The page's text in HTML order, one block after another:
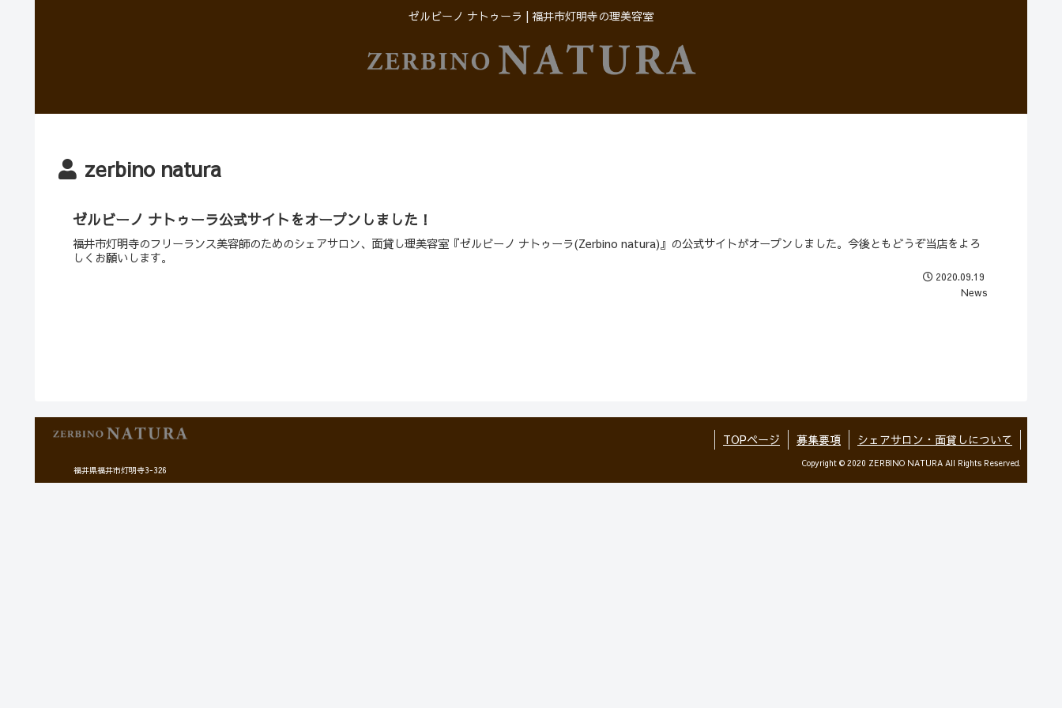
ゼルビーノ ナトゥーラ | 福井市灯明寺の理美容室
zerbino natura
ゼルビーノ ナトゥーラ公式サイトをオープンしました！
福井市灯明寺のフリーランス美容師のためのシェアサロン、面貸し理美容室『ゼルビーノ ナトゥーラ(Zerbino natura)』の公式サイトがオープンしました。今後ともどうぞ当店をよろ
しくお願いします。
2020.09.19
News
TOPページ 募集要項 シェアサロン・面貸しについて
Copyright © 2020 ZERBINO NATURA All Rights Reserved.